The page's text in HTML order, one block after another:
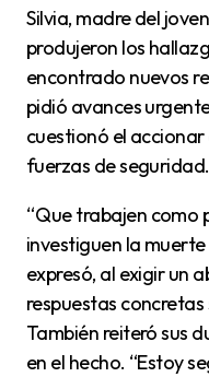
Silvia, madre del joven, regresó al lugar donde se
produjeron los
encontrado nuevos
pidió avances
cuestionó el accionar
fuerzas de seguridad.
“Que trabajen como profesionales y que
investiguen la
expresó, al exigir un
respuestas
También reiteró sus
en el hecho. “Estoy